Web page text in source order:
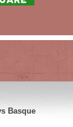
Basque